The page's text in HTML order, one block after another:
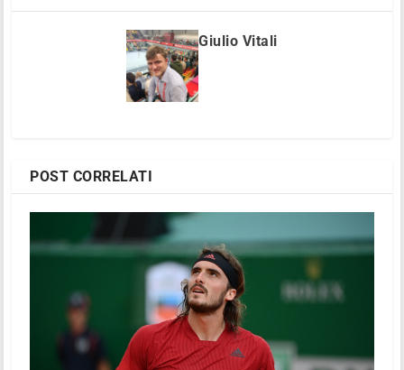
Giulio Vitali
POST CORRELATI